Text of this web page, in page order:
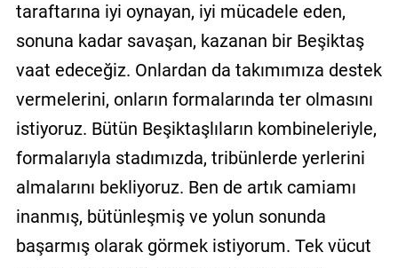
taraftarına iyi oynayan, iyi mücadele eden,
sonuna kadar savaşan, kazanan bir Beşiktaş
vaat edeceğiz. Onlardan da takımımıza destek
vermelerini, onların formalarında ter olmasını
istiyoruz. Bütün Beşiktaşlıların kombineleriyle,
formalarıyla stadımızda, tribünlerde yerlerini
almalarını bekliyoruz. Ben de artık camiamı
inanmış, bütünleşmiş ve yolun sonunda
başarmış olarak görmek istiyorum. Tek vücut